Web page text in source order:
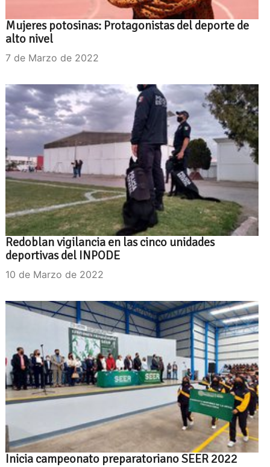
Mujeres potosinas: Protagonistas del deporte de
alto nivel
7 de Marzo de 2022
Redoblan vigilancia en las cinco unidades
deportivas del INPODE
10 de Marzo de 2022
Inicia campeonato preparatoriano SEER 2022